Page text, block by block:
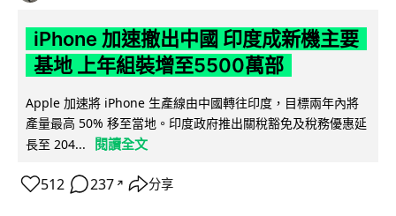
iPhone 加速撤出中國 印度成新機主要
基地 上年組裝增至5500萬部
Apple 加速將 iPhone 生產線由中國轉往印度，目標兩年內將
產量最高 50% 移至當地。印度政府推出關稅豁免及稅務優惠延
長至 204...
閱讀全文
512 237 ↗ 分享